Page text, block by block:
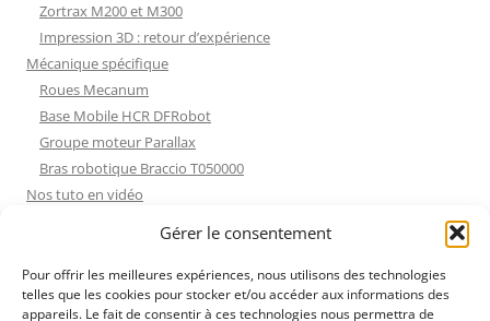
Gérer le consentement
Pour offrir les meilleures expériences, nous utilisons des technologies
telles que les cookies pour stocker et/ou accéder aux informations des
appareils. Le fait de consentir à ces technologies nous permettra de
Zortrax M200 et M300
Impression 3D : retour d’expérience
Mécanique spécifique
Roues Mecanum
Base Mobile HCR DFRobot
Groupe moteur Parallax
Bras robotique Braccio T050000
Nos tuto en vidéo
Les Moteurs Pas à Pas
Projets Processing